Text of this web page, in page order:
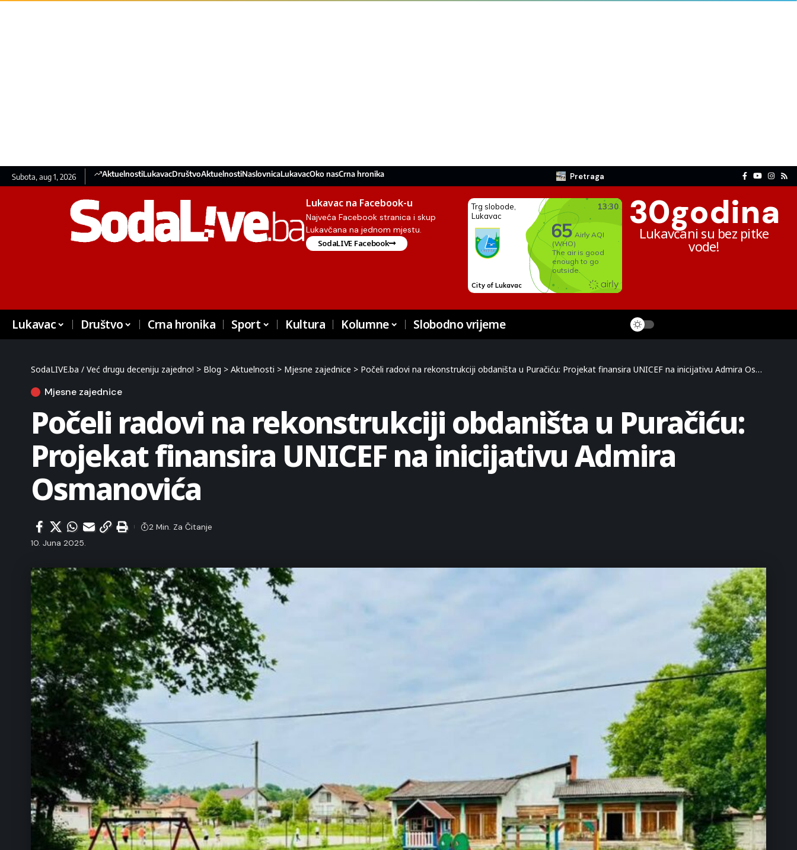
Subota, aug 1, 2026 AktuelnostiLukavacDruštvoAktuelnostiNaslovnicaLukavacOko nasCrna hronika Pretraga
Lukavac na Facebook-u
Najveća Facebook stranica i skup
Lukavčana na jednom mjestu.
SodaLIVE Facebook
30godina
Lukavčani su bez pitke
vode!
Lukavac Društvo Crna hronika Sport Kultura Kolumne Slobodno vrijeme
SodaLIVE.ba / Već drugu deceniju zajedno! > Blog > Aktuelnosti > Mjesne zajednice > Počeli radovi na rekonstrukciji obdaništa u Puračiću: Projekat finansira UNICEF na inicijativu Admira Osmanovića
Mjesne zajednice
Počeli radovi na rekonstrukciji obdaništa u Puračiću:
Projekat finansira UNICEF na inicijativu Admira
Osmanovića
10. Juna 2025.
2 Min. Za Čitanje